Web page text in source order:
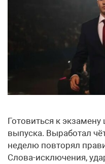
Готовиться к
выпуска. Выработал
неделю повторял
Слова-исключения,